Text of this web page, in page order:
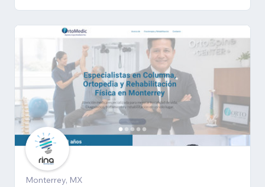
Monterrey, MX